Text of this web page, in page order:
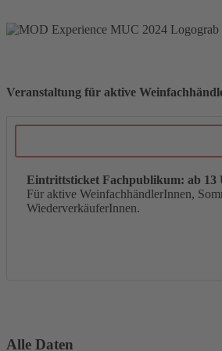
Veranstaltung für aktive
Eintrittsticket Fachpublikum: ab 13
Für aktive WeinfachhändlerInnen,
WiederverkäuferInnen.
Alle Daten